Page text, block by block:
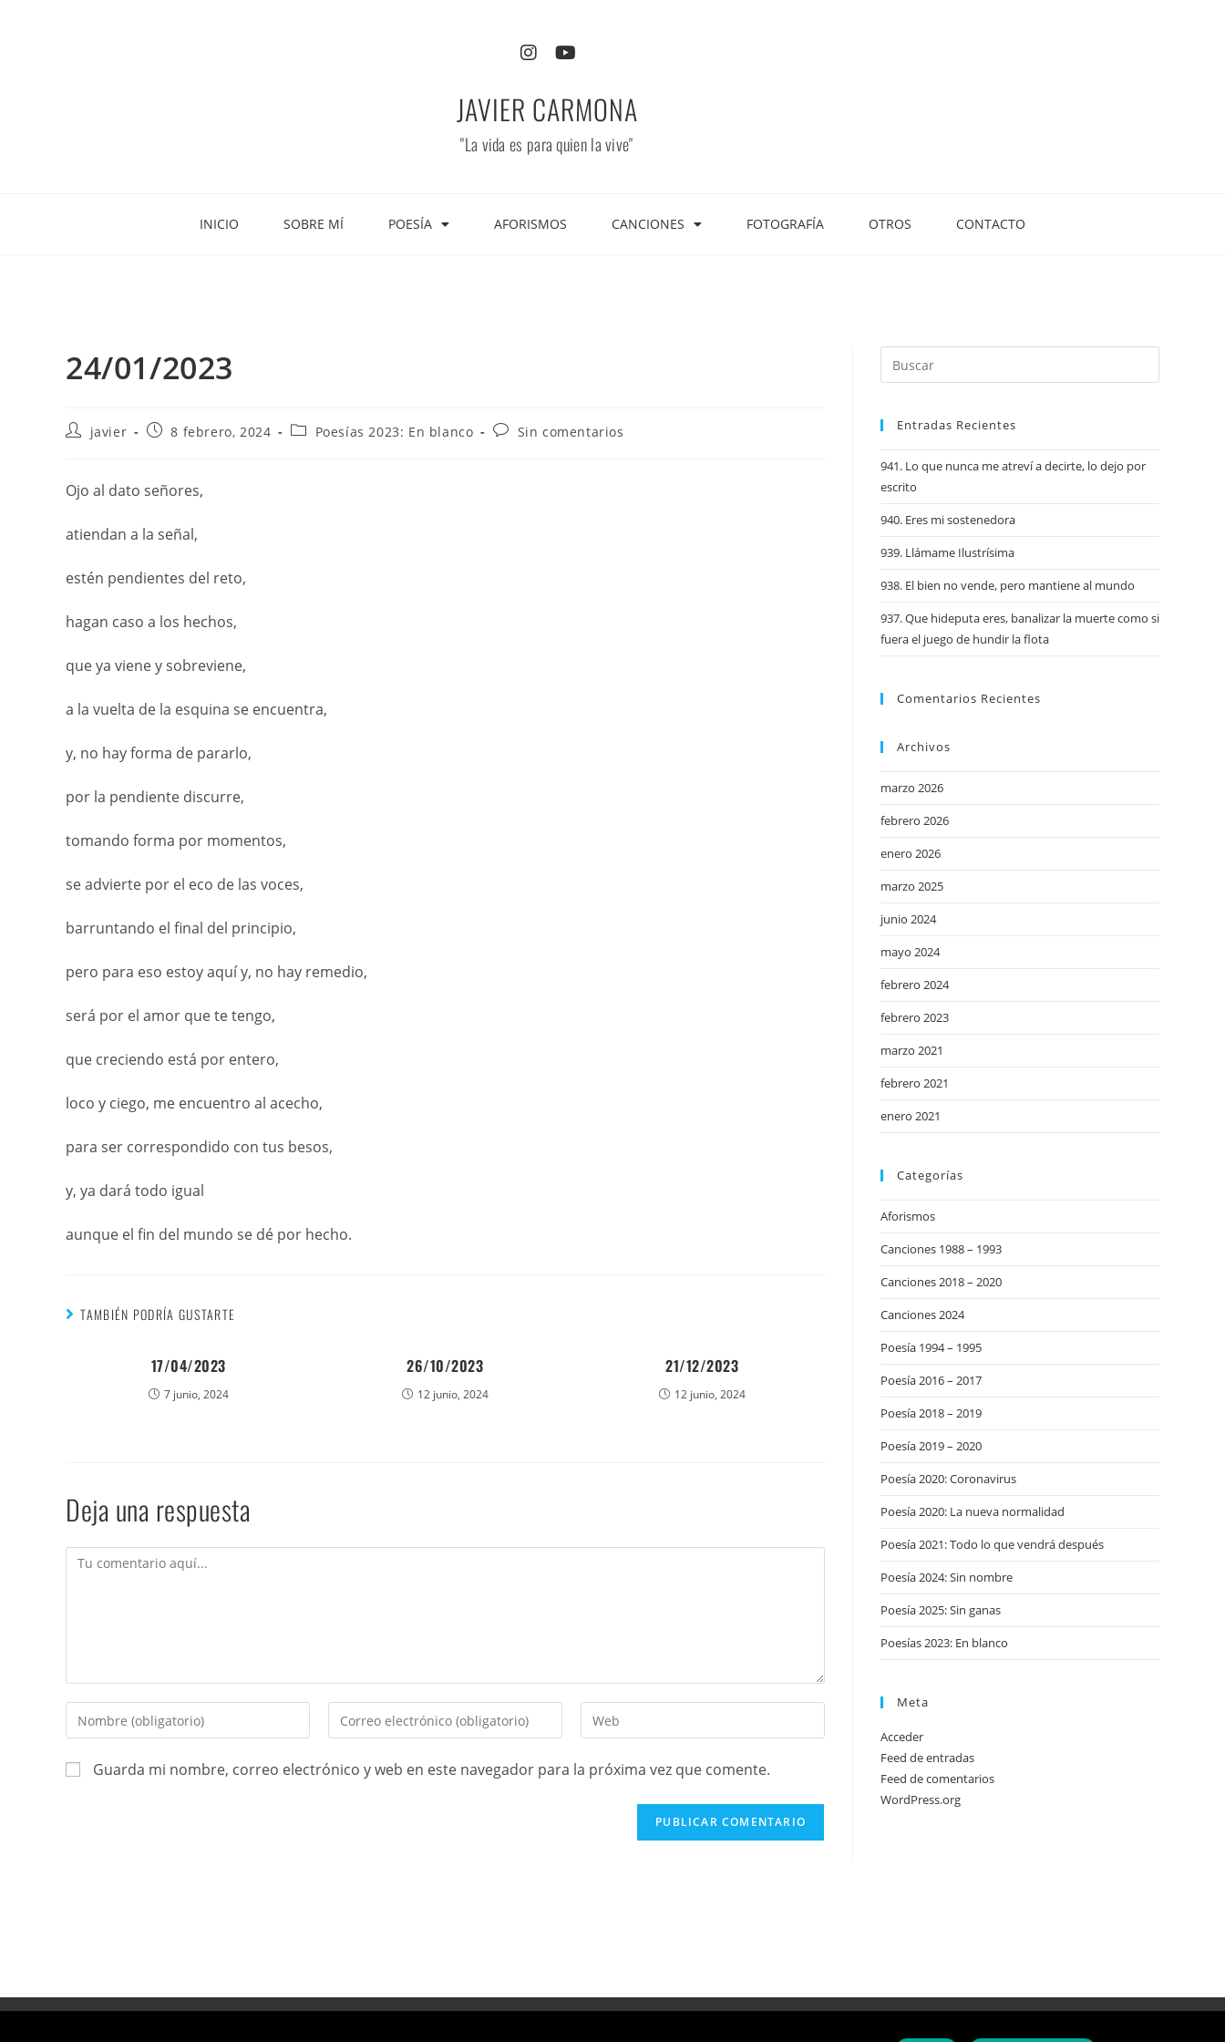
JAVIER CARMONA
"La vida es para quien la vive"
INICIO SOBRE MÍ POESÍA AFORISMOS CANCIONES FOTOGRAFÍA OTROS CONTACTO
24/01/2023
javier 8 febrero, 2024 Poesías 2023: En blanco Sin comentarios
Ojo al dato señores,
atiendan a la señal,
estén pendientes del reto,
hagan caso a los hechos,
que ya viene y sobreviene,
a la vuelta de la esquina se encuentra,
y, no hay forma de pararlo,
por la pendiente discurre,
tomando forma por momentos,
se advierte por el eco de las voces,
barruntando el final del principio,
pero para eso estoy aquí y, no hay remedio,
será por el amor que te tengo,
que creciendo está por entero,
loco y ciego, me encuentro al acecho,
para ser correspondido con tus besos,
y, ya dará todo igual
aunque el fin del mundo se dé por hecho.
TAMBIÉN PODRÍA GUSTARTE
17/04/2023
7 junio, 2024
26/10/2023
12 junio, 2024
21/12/2023
12 junio, 2024
Deja una respuesta
Guarda mi nombre, correo electrónico y web en este navegador para la próxima vez que comente.
Entradas Recientes
941. Lo que nunca me atreví a decirte, lo dejo por
escrito
940. Eres mi sostenedora
939. Llámame Ilustrísima
938. El bien no vende, pero mantiene al mundo
937. Que hideputa eres, banalizar la muerte como si
fuera el juego de hundir la flota
Comentarios Recientes
Archivos
marzo 2026
febrero 2026
enero 2026
marzo 2025
junio 2024
mayo 2024
febrero 2024
febrero 2023
marzo 2021
febrero 2021
enero 2021
Categorías
Aforismos
Canciones 1988 – 1993
Canciones 2018 – 2020
Canciones 2024
Poesía 1994 – 1995
Poesía 2016 – 2017
Poesía 2018 – 2019
Poesía 2019 – 2020
Poesía 2020: Coronavirus
Poesía 2020: La nueva normalidad
Poesía 2021: Todo lo que vendrá después
Poesía 2024: Sin nombre
Poesía 2025: Sin ganas
Poesías 2023: En blanco
Meta
Acceder
Feed de entradas
Feed de comentarios
WordPress.org